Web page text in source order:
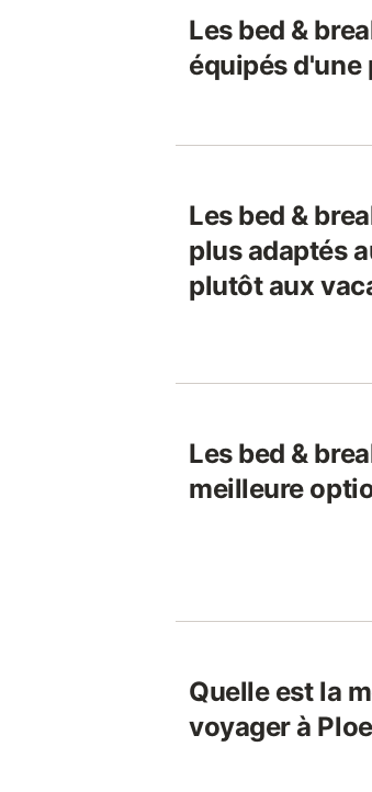
Les bed &
équipés d'une
Les bed &
plus adaptés
plutôt aux
Les bed &
meilleure
Quelle est la
voyager à